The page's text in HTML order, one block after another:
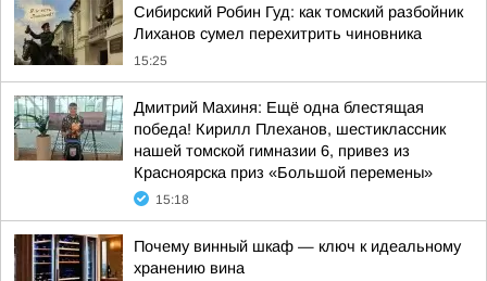
Сибирский Робин Гуд: как томский разбойник
Лиханов сумел перехитрить чиновника
15:25
Дмитрий Махиня: Ещё одна блестящая
победа! Кирилл Плеханов, шестиклассник
нашей томской гимназии 6, привез из
Красноярска приз «Большой перемены»
15:18
Почему винный шкаф — ключ к идеальному
хранению вина